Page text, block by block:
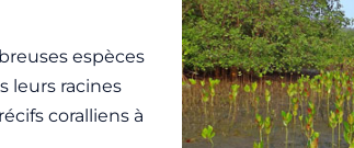
espèces
leurs racines
coralliens à